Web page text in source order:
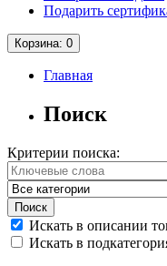
Подарить
Корзина: 0
Главная
Поиск
Критерии поиска:
Искать в описании
Искать в